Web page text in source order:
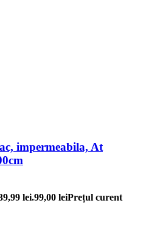
impermeabila, At
lei.99,00 leiPrețul curent